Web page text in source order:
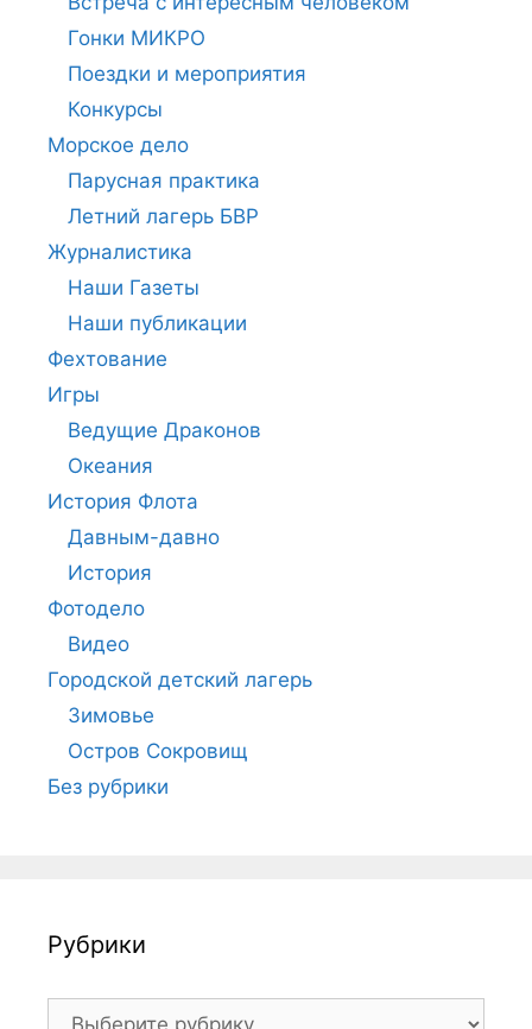
Гонки МИКРО
Поездки и мероприятия
Конкурсы
Морское дело
Парусная практика
Летний лагерь БВР
Журналистика
Наши Газеты
Наши публикации
Фехтование
Игры
Ведущие Драконов
Океания
История Флота
Давным-давно
История
Фотодело
Видео
Городской детский лагерь
Зимовье
Остров Сокровищ
Без рубрики
Рубрики
Рубрики